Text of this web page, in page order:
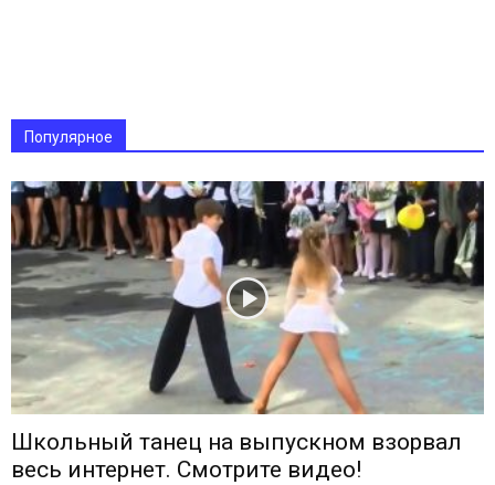
Популярное
Школьный танец на выпускном взорвал
весь интернет. Смотрите видео!